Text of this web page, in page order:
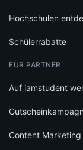
Hochschulen
Schülerrabatte
FÜR PARTNER
Auf iamstudent
Content Marketing